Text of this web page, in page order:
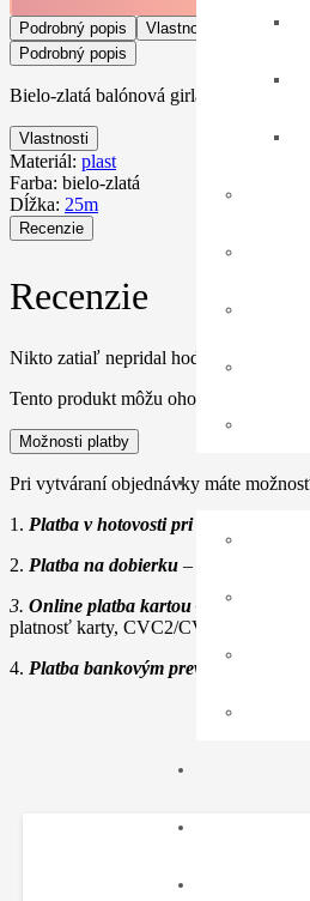
Podrobný popis Vlastnosti Recenzie
Podrobný popis
Bielo-zlatá balónová girlanda, sada
Vlastnosti
Materiál: plast
Farba: bielo-zlatá
Dĺžka: 25m
Recenzie
Recenzie
Nikto zatiaľ nepridal hodnotenie.
Tento produkt môžu ohodnotiť len
Možnosti platby
Pri vytváraní objednávky máte
1. Platba v hotovosti pri osobnom
2. Platba na dobierku –
3. Online platba kartou – bez
platnosť karty, CVC2/CVV2 kód (my s
4. Platba bankovým prevodom